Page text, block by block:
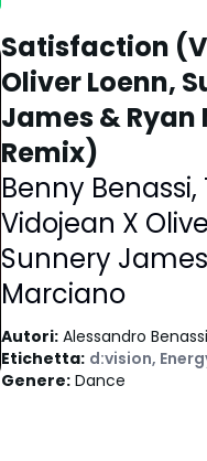
Satisfaction
Oliver Loenn,
James &
Remix)
Benny Benassi,
Vidojean X
Sunnery
Marciano
Autori: Alessandro Benassi
Etichetta: d:vision,
Genere: Dance